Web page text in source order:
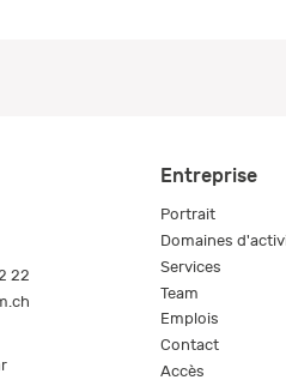
22
Entreprise
Portrait
Domaines
Services
Team
Emplois
Contact
Accès